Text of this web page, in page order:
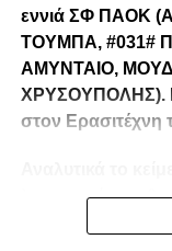
εννιά ΣΦ ΠΑΟΚ
ΤΟΥΜΠΑ, #031#
ΑΜΥΝΤΑΙΟ,
ΧΡΥΣΟΥΠΟΛΗΣ).
στον Ερασιτέχνη
λειτουργούμε
Δικεφάλου και